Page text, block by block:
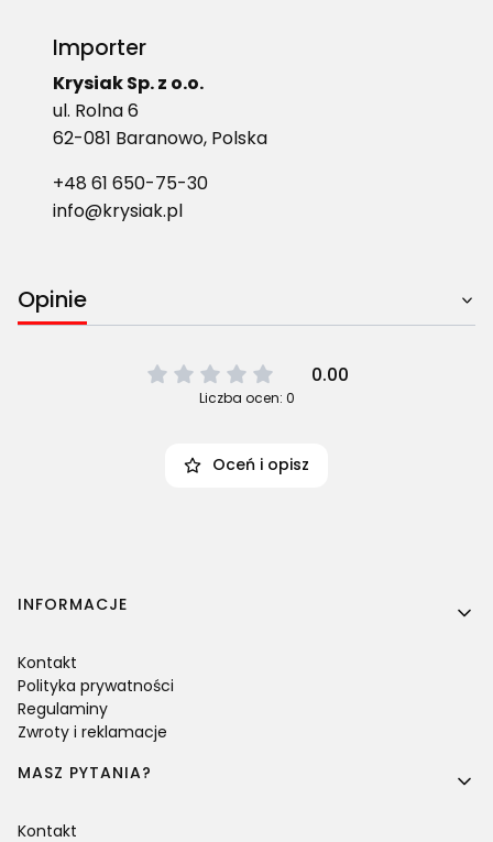
Importer
Krysiak Sp. z o.o.
ul. Rolna 6
62-081 Baranowo, Polska
+48 61 650-75-30
info@krysiak.pl
Opinie
0.00
Liczba ocen: 0
Oceń i opisz
Linki w stopce
INFORMACJE
Kontakt
Polityka prywatności
Regulaminy
Zwroty i reklamacje
MASZ PYTANIA?
Kontakt